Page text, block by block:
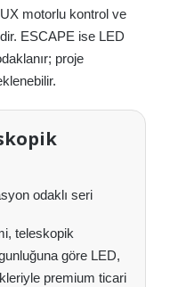
motorlu kontrol ve
ESCAPE ise LED
proje
odaklı seri
teleskopik
göre LED,
premium ticari